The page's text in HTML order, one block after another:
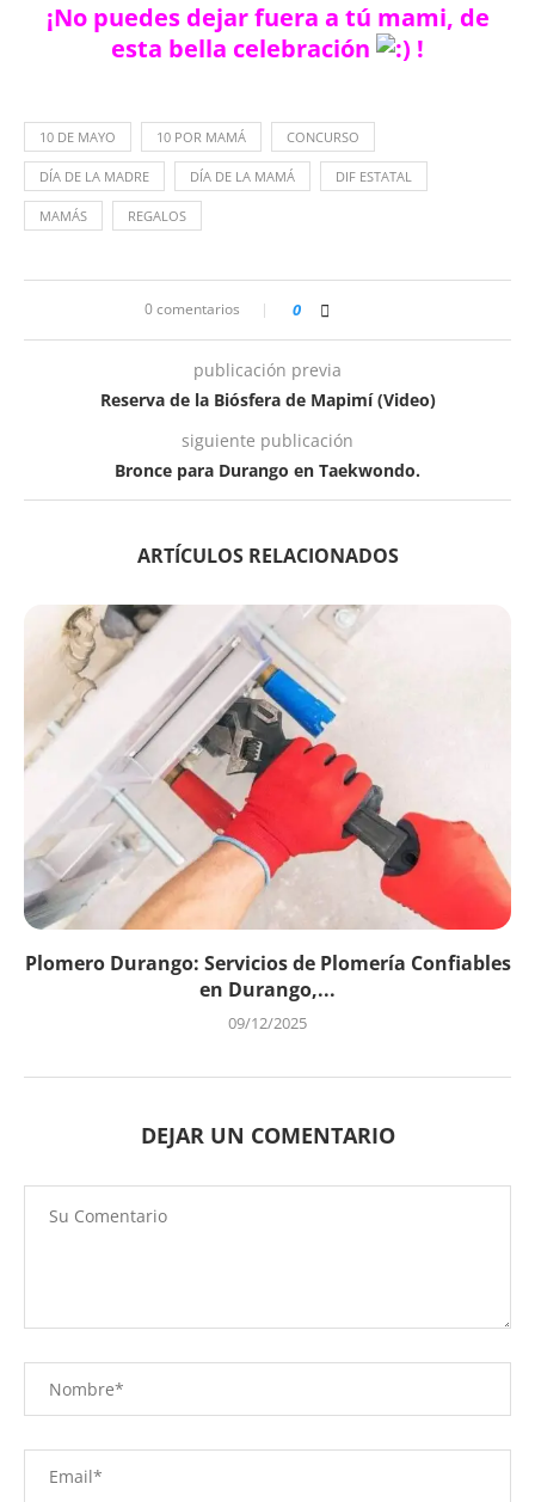
¡No puedes dejar fuera a tú mami, de
esta bella celebración
!
10 DE MAYO 10 POR MAMÁ CONCURSO
DÍA DE LA MADRE DÍA DE LA MAMÁ DIF ESTATAL
MAMÁS REGALOS
0 comentarios 0
publicación previa
Reserva de la Biósfera de Mapimí (Video)
siguiente publicación
Bronce para Durango en Taekwondo.
ARTÍCULOS RELACIONADOS
Plomero Durango: Servicios de Plomería Confiables
en Durango,...
09/12/2025
DEJAR UN COMENTARIO